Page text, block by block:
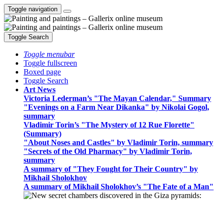
Toggle navigation
Toggle Search
Toggle menubar
Toggle fullscreen
Boxed page
Toggle Search
Art News
Victoria Lederman’s "The Mayan Calendar," Summary
"Evenings on a Farm Near Dikanka" by Nikolai Gogol,
summary
Vladimir Torin’s "The Mystery of 12 Rue Florette"
(Summary)
"About Noses and Castles" by Vladimir Torin, summary
"Secrets of the Old Pharmacy" by Vladimir Torin,
summary
A summary of "They Fought for Their Country" by
Mikhail Sholokhov
A summary of Mikhail Sholokhov’s "The Fate of a Man"